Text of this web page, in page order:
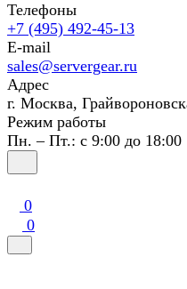
Телефоны
+7 (495) 492-45-13
E-mail
sales@servergear.ru
Адрес
г. Москва,
Режим работы
Пн. – Пт.: с 9:00 до 18:00
0
0